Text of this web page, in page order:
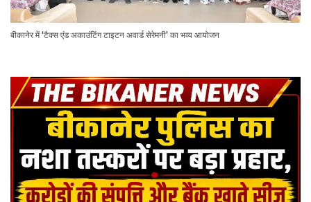
बीकानेर में ‘टैक्स एंड अकाउंटिंग टाइटन अवार्ड सेरेमनी’ का भव्य आयोजन